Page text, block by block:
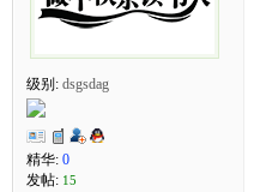
级别: dsgsdag
精华: 0
发帖: 15